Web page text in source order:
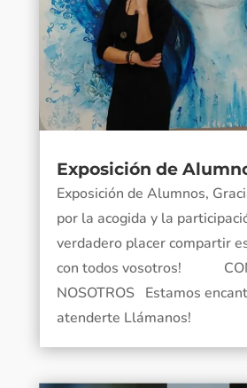
Exposición de
Exposición de Alumnos,
por la acogida y la
verdadero placer compartir
con todos vosotros!
NOSOTROS Estamos
atenderte Llámanos!